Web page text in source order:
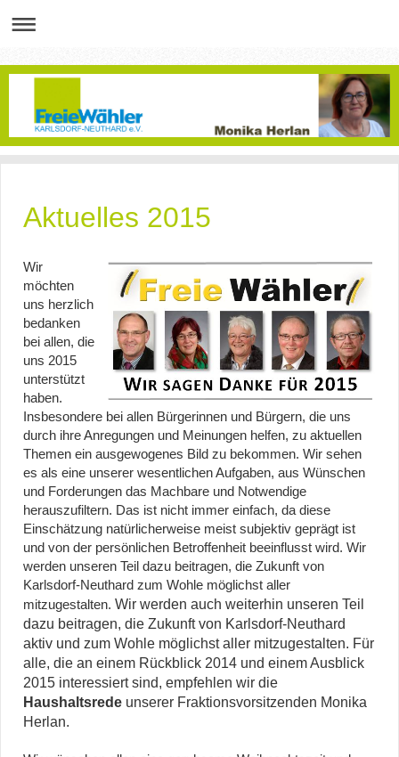
Aktuelles 2015
Wir
möchten
uns herzlich
bedanken
bei allen, die
uns 2015
unterstützt
haben.
Insbesondere bei allen Bürgerinnen und Bürgern, die uns
durch ihre Anregungen und Meinungen helfen, zu aktuellen
Themen ein ausgewogenes Bild zu bekommen. Wir sehen
es als eine unserer wesentlichen Aufgaben, aus Wünschen
und Forderungen das Machbare und Notwendige
herauszufiltern. Das ist nicht immer einfach, da diese
Einschätzung natürlicherweise meist subjektiv geprägt ist
und von der persönlichen Betroffenheit beeinflusst wird. Wir
werden unseren Teil dazu beitragen, die Zukunft von
Karlsdorf-Neuthard zum Wohle möglichst aller
mitzugestalten. Wir werden auch weiterhin unseren Teil
dazu beitragen, die Zukunft von Karlsdorf-Neuthard
aktiv und zum Wohle möglichst aller mitzugestalten. Für
alle, die an einem Rückblick 2014 und einem Ausblick
2015 interessiert sind, empfehlen wir die
Haushaltsrede unserer Fraktionsvorsitzenden Monika
Herlan.